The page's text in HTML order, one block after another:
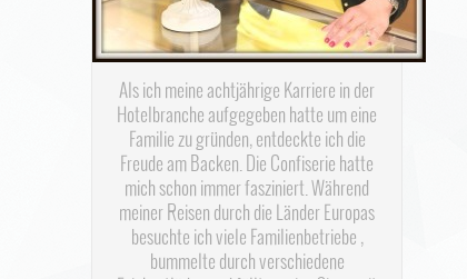
Als ich meine achtjährige Karriere in der
Hotelbranche aufgegeben hatte um eine
Familie zu gründen, entdeckte ich die
Freude am Backen. Die Confiserie hatte
mich schon immer fasziniert. Während
meiner Reisen durch die Länder Europas
besuchte ich viele Familienbetriebe ,
bummelte durch verschiedene